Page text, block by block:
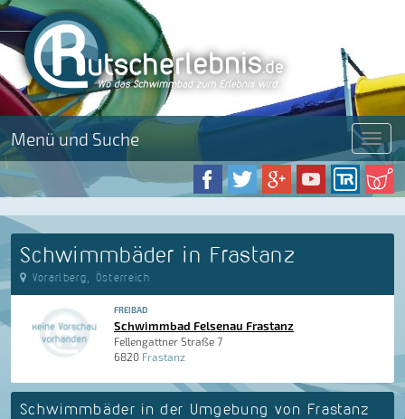
Menü und Suche Menü
Schwimmbäder in Frastanz
Vorarlberg, Österreich
FREIBAD
Schwimmbad Felsenau Frastanz
Fellengattner Straße 7
6820 Frastanz
Schwimmbäder in der Umgebung von Frastanz